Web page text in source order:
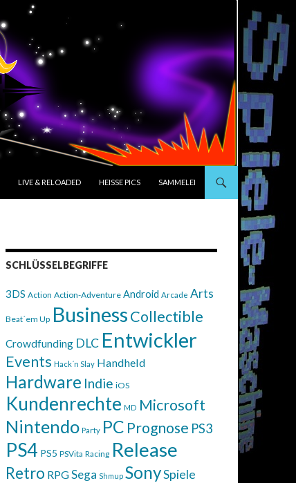
LIVE & RELOADED HEISSE PICS SAMMELEI
SCHLÜSSELBEGRIFFE
3DS Action Action-Adventure Android Arcade Arts
Beat´em Up BusinessCollectible
Crowdfunding DLC Entwickler
Events Hack´n Slay Handheld
Hardware Indie iOS
Kundenrechte MD Microsoft
Nintendo Party PC Prognose PS3
PS4 PS5 PSVita Racing Release
Retro RPGSega Shmup SonySpiele